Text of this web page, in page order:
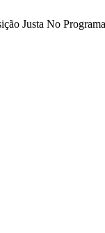
Justa No